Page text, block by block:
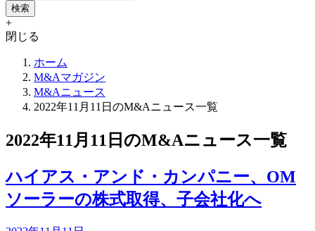
+
閉じる
ホーム
M&Aマガジン
M&Aニュース
2022年11月11日のM&Aニュース一覧
2022年11月11日のM&Aニュース一覧
ハイアス・アンド・カンパニー、OM
ソーラーの株式取得、子会社化へ